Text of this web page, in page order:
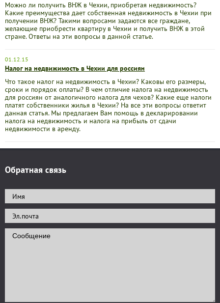
Можно ли получить ВНЖ в Чехии, приобретая недвижимость?
Какие преимущества дает собственная недвижимость в Чехии при
получении ВНЖ? Такими вопросами задаются все граждане,
желающие приобрести квартиру в Чехии и получить ВНЖ в этой
стране. Ответы на эти вопросы в данной статье.
01.12.15
Налог на недвижимость в Чехии для россиян
Что такое налог на недвижимость в Чехии? Каковы его размеры,
сроки и порядок оплаты? В чем отличие налога на недвижимость
для россиян от аналогичного налога для чехов? Какие еще налоги
платят собственники жилья в Чехии? На все эти вопросы ответит
данная статья. Мы предлагаем Вам помощь в декларировании
налога на недвижимость и налога на прибыль от сдачи
недвижимости в аренду.
Обратная связь